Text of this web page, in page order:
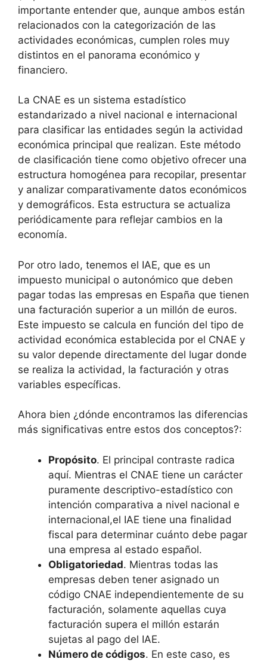
importante entender que, aunque ambos están
relacionados con la categorización de las
actividades económicas, cumplen roles muy
distintos en el panorama económico y
financiero.
La CNAE es un sistema estadístico
estandarizado a nivel nacional e internacional
para clasificar las entidades según la actividad
económica principal que realizan. Este método
de clasificación tiene como objetivo ofrecer una
estructura homogénea para recopilar, presentar
y analizar comparativamente datos económicos
y demográficos. Esta estructura se actualiza
periódicamente para reflejar cambios en la
economía.
Por otro lado, tenemos el IAE, que es un
impuesto municipal o autonómico que deben
pagar todas las empresas en España que tienen
una facturación superior a un millón de euros.
Este impuesto se calcula en función del tipo de
actividad económica establecida por el CNAE y
su valor depende directamente del lugar donde
se realiza la actividad, la facturación y otras
variables específicas.
Ahora bien ¿dónde encontramos las diferencias
más significativas entre estos dos conceptos?:
Propósito. El principal contraste radica
aquí. Mientras el CNAE tiene un carácter
puramente descriptivo-estadístico con
intención comparativa a nivel nacional e
internacional,el IAE tiene una finalidad
fiscal para determinar cuánto debe pagar
una empresa al estado español.
Obligatoriedad. Mientras todas las
empresas deben tener asignado un
código CNAE independientemente de su
facturación, solamente aquellas cuya
facturación supera el millón estarán
sujetas al pago del IAE.
Número de códigos. En este caso, es